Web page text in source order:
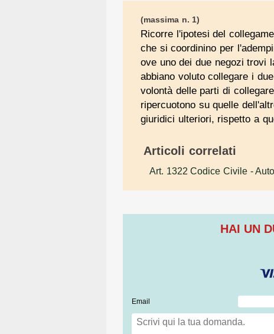
(massima n. 1)
Ricorre l'ipotesi del
che si coordinino per
ove uno dei due negozi trovi
abbiano voluto collegare i
volontà delle parti di
ripercuotono su quelle
giuridici ulteriori, rispetto a
Articoli correlati
Art. 1322 Codice Civile -
HAI UN
Email